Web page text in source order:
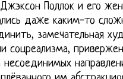
Поллок и его
даже каким-то
замечательная
соцреализма,
несоединимых